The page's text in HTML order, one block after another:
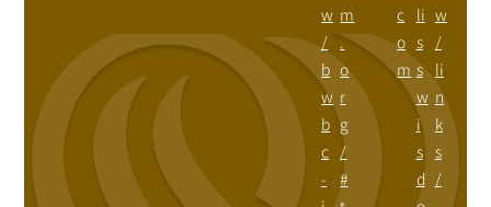
w
/
b
w
b
c
-
m
.
o
r
g
/
#
c
o
m
li
s
s
w
i
s
d
w
/
li
n
k
s
/